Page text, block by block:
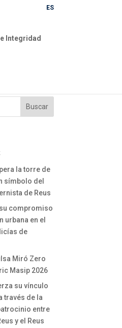
ES
Integridad
Buscar
la torre de
símbolo del
de Reus
compromiso
urbana en el
de
Miró Zero
Masip 2026
su vínculo
través de la
entre
y el Reus